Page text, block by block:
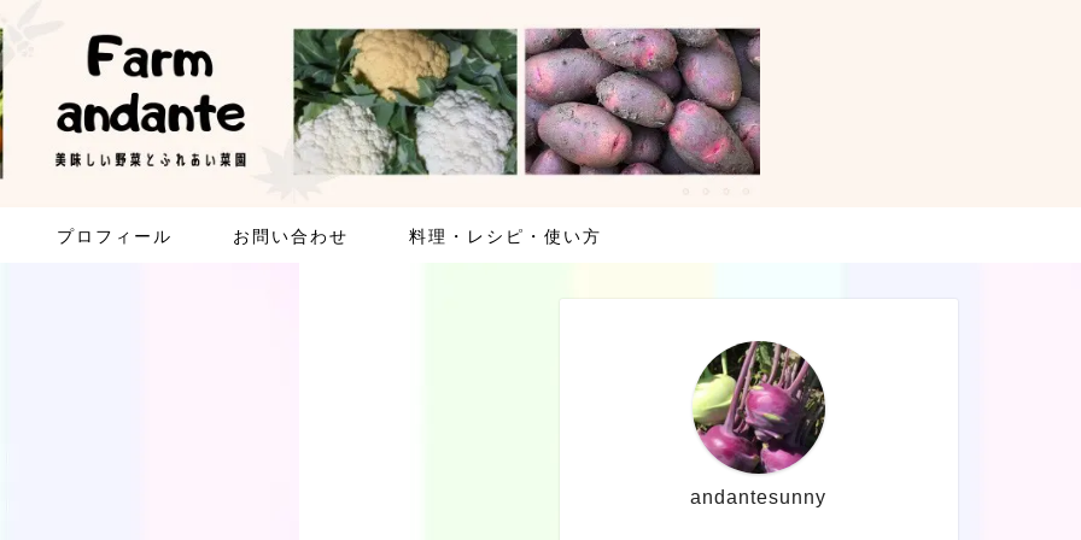
プロフィール お問い合わせ 料理・レシピ・使い方
andantesunny